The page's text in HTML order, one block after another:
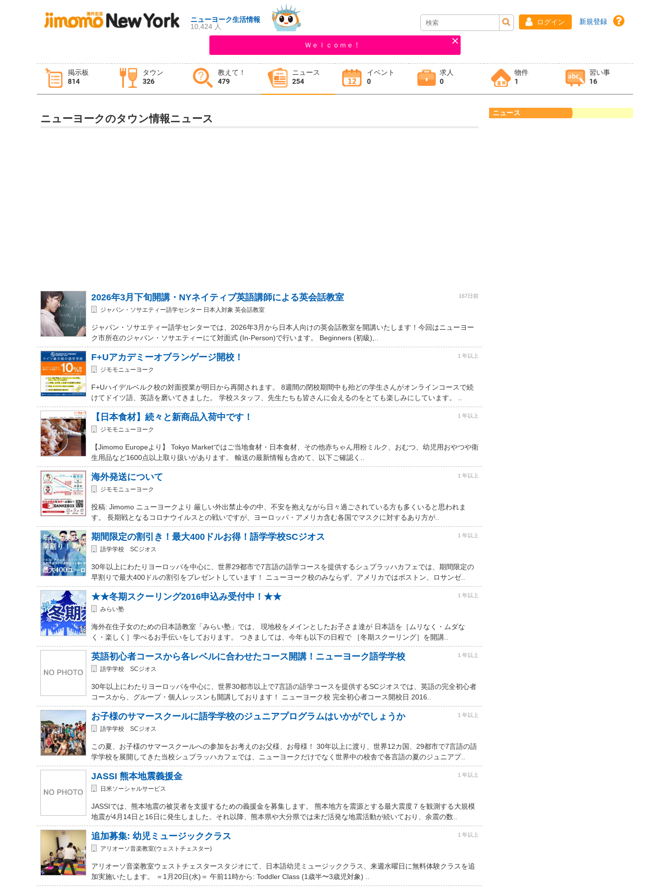
ニューヨーク生活情報
10,424 人
ログイン 新規登録
Ｗｅｌｃｏｍｅ！
掲示板
814
タウン
326
教えて！
479
ニュース
254
イベント
0
求人
0
物件
1
習い事
16
タウン情報
イベント 求人
ニューヨークのタウン情報ニュース
2026年3月下旬開講・NYネイティブ英語講師による英会話教室 167日前
ジャパン・ソサエティー語学センター 日本人対象 英会話教室
ジャパン・ソサエティー語学センターでは、2026年3月から日本人向けの英会話教室を開講いたします！今回はニューヨー
ク市所在のジャパン・ソサエティーにて対面式 (In-Person)で行います。 Beginners (初級),..
F+Uアカデミーオブランゲージ開校！ １年以上
ジモモニューヨーク
F+Uハイデルベルク校の対面授業が明日から再開されます。 8週間の閉校期間中も殆どの学生さんがオンラインコースで続
けてドイツ語、英語を磨いてきました。 学校スタッフ、先生たちも皆さんに会えるのをとても楽しみにしています。 ..
【日本食材】続々と新商品入荷中です！ １年以上
ジモモニューヨーク
【Jimomo Europeより】 Tokyo Marketではご当地食材・日本食材、その他赤ちゃん用粉ミルク、おむつ、幼児用おやつや衛
生用品など1600点以上取り扱いがあります。 輸送の最新情報も含めて、以下ご確認く..
海外発送について １年以上
ジモモニューヨーク
投稿: Jimomo ニューヨークより 厳しい外出禁止令の中、不安を抱えながら日々過ごされている方も多くいると思われま
す。 長期戦となるコロナウイルスとの戦いですが、ヨーロッパ・アメリカ含む各国でマスクに対するあり方が..
期間限定の割引き！最大400ドルお得！語学学校SCジオス １年以上
語学学校 SCジオス
30年以上にわたりヨーロッパを中心に、世界29都市で7言語の語学コースを提供するシュプラッハカフェでは、期間限定の
早割りで最大400ドルの割引をプレゼントしています！ ニューヨーク校のみならず、アメリカではボストン、ロサンゼ..
★★冬期スクーリング2016申込み受付中！★★ １年以上
みらい塾
海外在住子女のための日本語教室「みらい塾」では、 現地校をメインとしたお子さま達が 日本語を［ムリなく・ムダな
く・楽しく］学べるお手伝いをしております。 つきましては、今年も以下の日程で ［冬期スクーリング］を開講..
英語初心者コースから各レベルに合わせたコース開講！ニューヨーク語学学校 １年以上
語学学校 SCジオス
30年以上にわたりヨーロッパを中心に、世界30都市以上で7言語の語学コースを提供するSCジオスでは、英語の完全初心者
コースから、グループ・個人レッスンも開講しております！ ニューヨーク校 完全初心者コース開校日 2016..
お子様のサマースクールに語学学校のジュニアプログラムはいかがでしょうか １年以上
語学学校 SCジオス
この夏、お子様のサマースクールへの参加をお考えのお父様、お母様！ 30年以上に渡り、世界12カ国、29都市で7言語の語
学学校を展開してきた当校シュプラッハカフェでは、ニューヨークだけでなく世界中の校舎で各言語の夏のジュニアプ..
JASSI 熊本地震義援金 １年以上
日米ソーシャルサービス
JASSIでは、熊本地震の被災者を支援するための義援金を募集します。 熊本地方を震源とする最大震度７を観測する大規模
地震が4月14日と16日に発生しました。それ以降、熊本県や大分県では未だ活発な地震活動が続いており、余震の数..
追加募集: 幼児ミュージッククラス １年以上
アリオーソ音楽教室(ウェストチェスター)
アリオーソ音楽教室ウェストチェスタースタジオにて、日本語幼児ミュージッククラス、来週水曜日に無料体験クラスを追
加実施いたします。 ＝1月20日(水)＝ 午前11時から: Toddler Class (1歳半〜3歳児対象) ..
ニュース